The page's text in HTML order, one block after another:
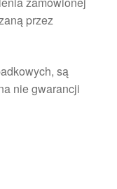
przez
są
nie gwarancji